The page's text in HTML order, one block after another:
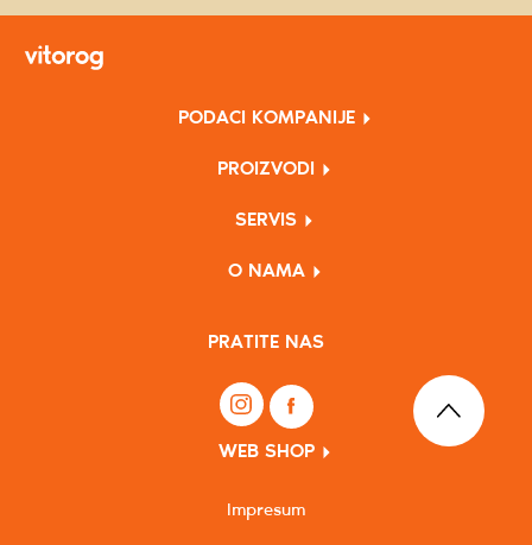
PODACI KOMPANIJE
PROIZVODI
SERVIS
O NAMA
PRATITE NAS
WEB SHOP
Impresum